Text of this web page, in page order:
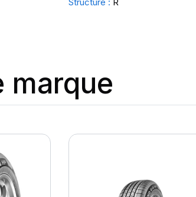
marque